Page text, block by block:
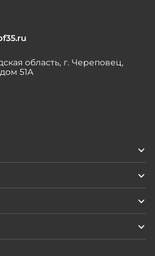
область, г. Череповец,
51А